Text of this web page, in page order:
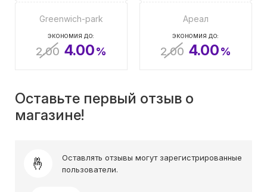
Greenwich-park
ЭКОНОМИЯ ДО:
2.00 4.00%
Ареал
ЭКОНОМИЯ ДО:
2.00 4.00%
Оставьте первый отзыв о
магазине!
Оставлять отзывы могут зарегистрированные
пользователи.